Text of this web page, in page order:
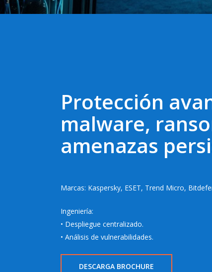
Protección
malware,
amenazas
Marcas: Kaspersky, ESET, Trend Micro,
Ingeniería:
• Despliegue centralizado.
• Análisis de vulnerabilidades.
DESCARGA BROCHURE